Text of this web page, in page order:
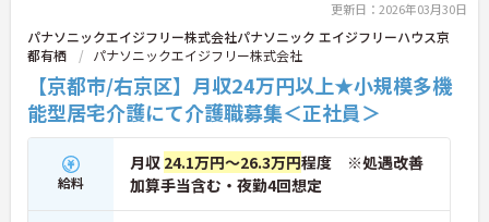
更新日：2026年03月30日
パナソニックエイジフリー株式会社パナソニック エイジフリーハウス京
都有栖
パナソニックエイジフリー株式会社
【京都市/右京区】月収24万円以上★小規模多機
能型居宅介護にて介護職募集＜正社員＞
給料
月収 24.1万円～26.3万円程度 ※処遇改善
加算手当含む・夜勤4回想定